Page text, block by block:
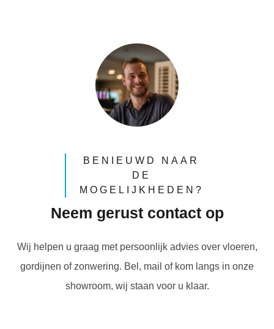
BENIEUWD NAAR
DE
MOGELIJKHEDEN?
Neem gerust contact op
Wij helpen u graag met persoonlijk advies over vloeren,
gordijnen of zonwering. Bel, mail of kom langs in onze
showroom, wij staan voor u klaar.